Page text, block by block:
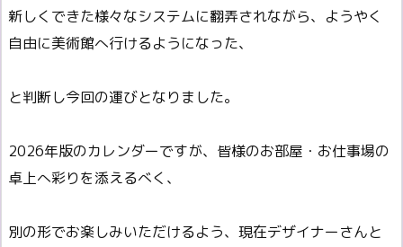
新しくできた様々なシステムに翻弄されながら、ようやく
自由に美術館へ行けるようになった、
と判断し今回の運びとなりました。
2026年版のカレンダーですが、皆様のお部屋・お仕事場の
卓上へ彩りを添えるべく、
別の形でお楽しみいただけるよう、現在デザイナーさんと